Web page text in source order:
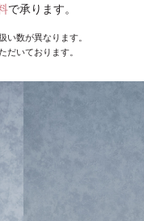
で承ります。
い数が異なります。
だいております。